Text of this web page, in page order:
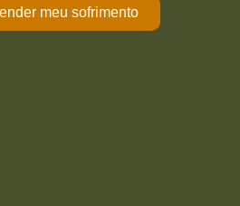
meu sofrimento